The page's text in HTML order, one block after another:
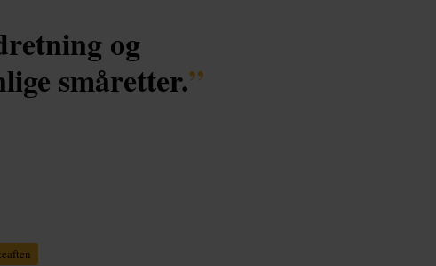
og
småretter.”